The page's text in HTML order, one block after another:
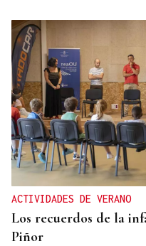
ACTIVIDADES DE VERANO
Los recuerdos de la
Piñor